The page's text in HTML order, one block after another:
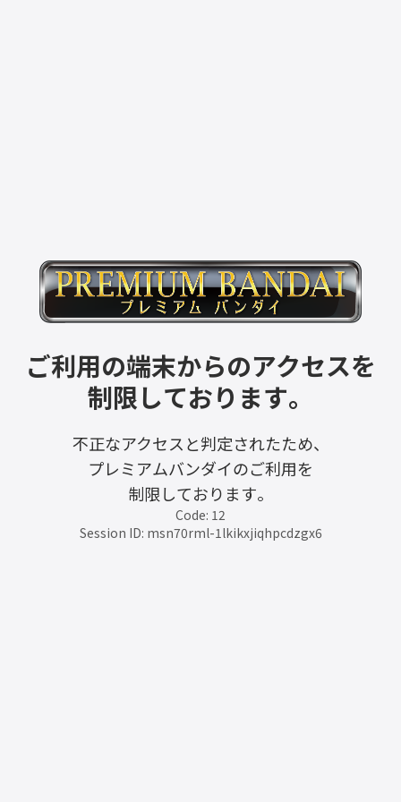
ご利用の端末からのアクセスを
制限しております。
不正なアクセスと判定されたため、
プレミアムバンダイのご利用を
制限しております。
Code: 12
Session ID: msn70rml-1lkikxjiqhpcdzgx6